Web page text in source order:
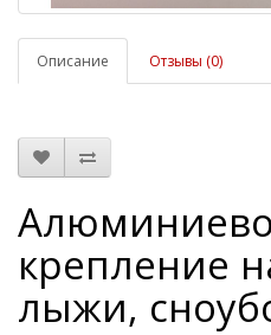
Описание Отзывы (0)
крепление
лыжи,